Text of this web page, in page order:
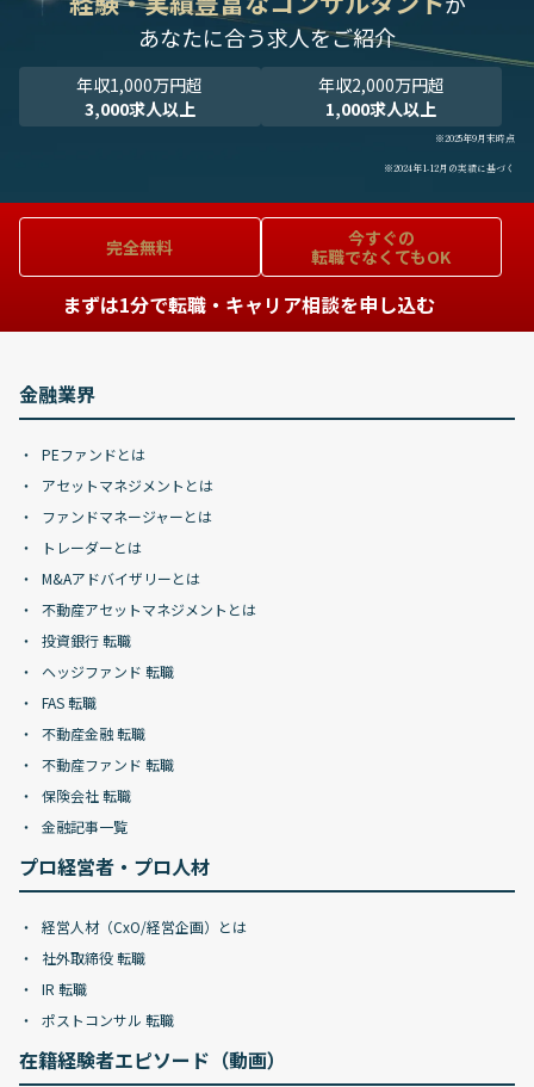
あなたに合う求人をご紹介
年収1,000万円超
3,000求人以上
年収2,000万円超
1,000求人以上
※2025年9月末時点
※2024年1-12月の実績に基づく
完全無料
今すぐの
転職でなくてもOK
まずは1分で転職・キャリア相談を申し込む
金融業界
PEファンドとは
アセットマネジメントとは
ファンドマネージャーとは
トレーダーとは
M&Aアドバイザリーとは
不動産アセットマネジメントとは
投資銀行 転職
ヘッジファンド 転職
FAS 転職
不動産金融 転職
不動産ファンド 転職
保険会社 転職
金融記事一覧
プロ経営者・プロ人材
経営人材（CxO/経営企画）とは
社外取締役 転職
IR 転職
ポストコンサル 転職
在籍経験者エピソード（動画）